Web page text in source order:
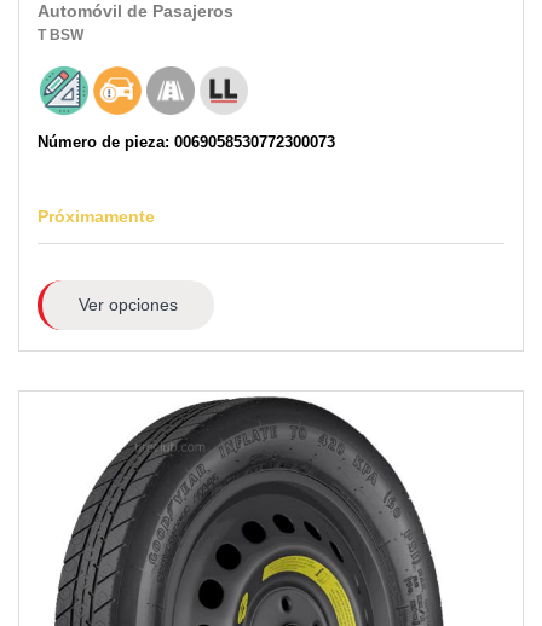
Automóvil de Pasajeros
T BSW
Número de pieza: 0069058530772300073
Próximamente
Ver opciones